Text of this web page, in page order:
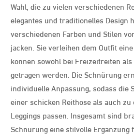
Wahl, die zu vielen verschiedenen
elegantes und traditionelles Design
verschiedenen Farben und Stilen
jacken. Sie verleihen dem Outfit
können sowohl bei Freizeitreiten
getragen werden. Die Schnürung
individuelle Anpassung, sodass die
einer schicken Reithose als auch
Leggings passen. Insgesamt sind
Schnürung eine stilvolle Ergänzung